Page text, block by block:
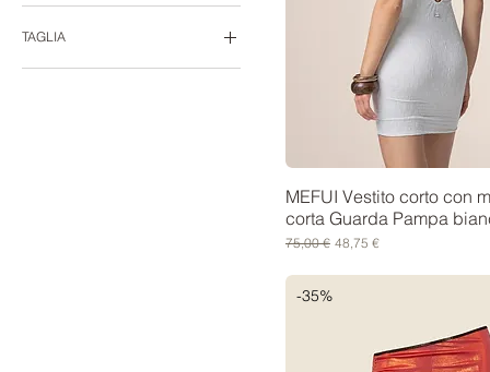
TAGLIA
MEFUI Vestito corto con
corta Guarda Pampa
Prezzo regolare
75,00 € Prezzo scontato
48,75 €
-35%